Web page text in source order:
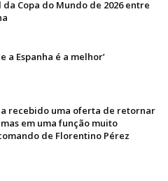
Copa do Mundo de 2026 entre
a Espanha é a melhor’
recebido uma oferta de retornar
em uma função muito
de Florentino Pérez